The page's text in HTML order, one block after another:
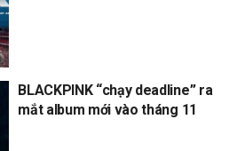
BLACKPINK “chạy deadline” ra
mắt album mới vào tháng 11